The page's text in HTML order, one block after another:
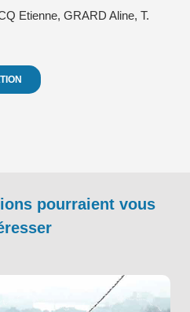
Etienne, GRARD Aline, T.
pourraient vous